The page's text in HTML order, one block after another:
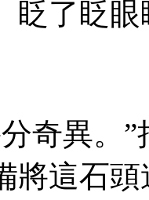
眨了眨
奇異。”
將這石